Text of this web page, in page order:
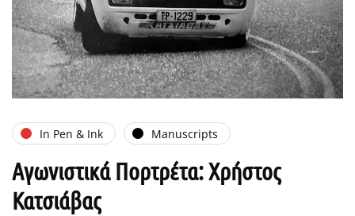
In Pen & Ink Manuscripts
Αγωνιστικά Πορτρέτα: Χρήστος
Κατσιάβας